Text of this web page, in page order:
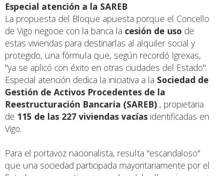
Especial atención a la SAREB
La propuesta del Bloque apuesta porque el Concello
de Vigo negocie con la banca la cesión de uso de
estas viviendas para destinarlas al alquiler social y
protegido, una fórmula que, según recordó Igrexas,
"ya se aplicó con éxito en otras ciudades del Estado".
Especial atención dedica la iniciativa a la Sociedad de
Gestión de Activos Procedentes de la
Reestructuración Bancaria (SAREB) , propietaria
de 115 de las 227 viviendas vacías identificadas en
Vigo.
Para el portavoz nacionalista, resulta "escandaloso"
que una sociedad participada mayoritariamente por el